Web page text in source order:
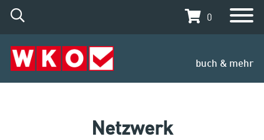
0
buch & mehr
Netzwerk